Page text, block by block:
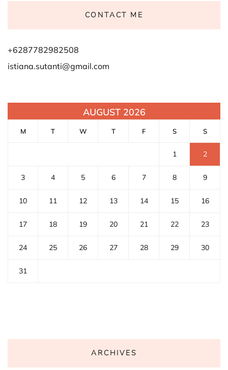
CONTACT ME
+6287782982508
istiana.sutanti@gmail.com
AUGUST 2026
M T W T F S S
1 2
3 4 5 6 7 8 9
10 11 12 13 14 15 16
17 18 19 20 21 22 23
24 25 26 27 28 29 30
31
ARCHIVES